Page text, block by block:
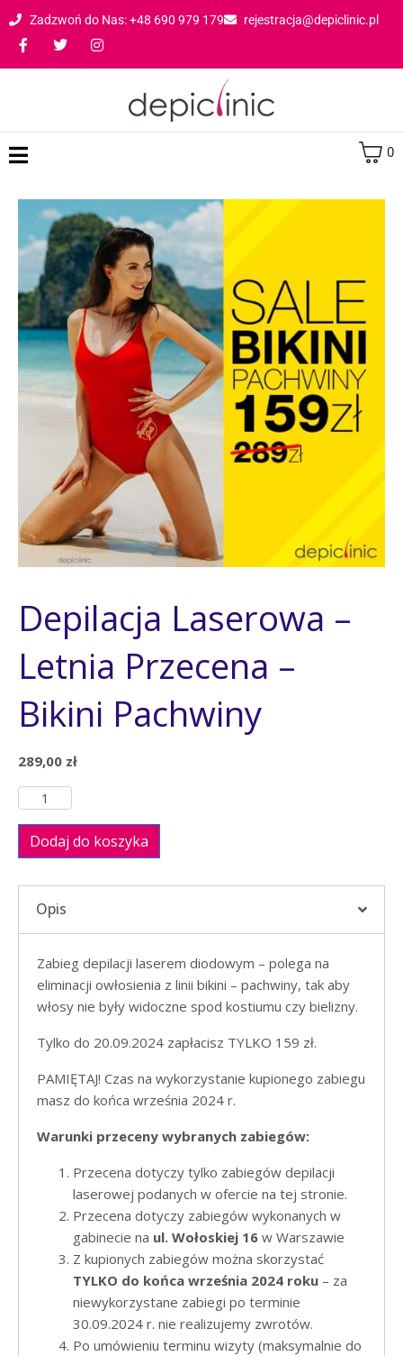
Zadzwoń do Nas: +48 690 979 179 rejestracja@depiclinic.pl
0
Depilacja Laserowa –
Letnia Przecena –
Bikini Pachwiny
289,00 zł
Dodaj do koszyka
Opis
Zabieg depilacji laserem diodowym – polega na
eliminacji owłosienia z linii bikini – pachwiny, tak aby
włosy nie były widoczne spod kostiumu czy bielizny.
Tylko do 20.09.2024 zapłacisz TYLKO 159 zł.
PAMIĘTAJ! Czas na wykorzystanie kupionego zabiegu
masz do końca września 2024 r.
Warunki przeceny wybranych zabiegów:​
Przecena dotyczy tylko zabiegów depilacji
laserowej podanych w ofercie na tej stronie.​
Przecena dotyczy zabiegów wykonanych w
gabinecie na ul. Wołoskiej 16 w Warszawie
Z kupionych zabiegów można skorzystać
TYLKO do końca września 2024 roku – za
niewykorzystane zabiegi po terminie
30.09.2024 r. nie realizujemy zwrotów.
Po umówieniu terminu wizyty (maksymalnie do